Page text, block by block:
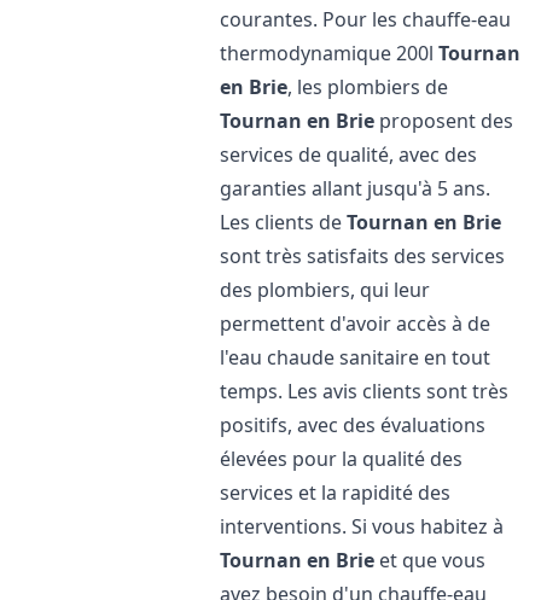
courantes. Pour les chauffe-eau
thermodynamique 200lTournan
en Brie, les plombiers de
Tournan en Brie proposent des
services de qualité, avec des
garanties allant jusqu'à 5 ans.
Les clients deTournan en Brie
sont très satisfaits des services
des plombiers, qui leur
permettent d'avoir accès à de
l'eau chaude sanitaire en tout
temps. Les avis clients sont très
positifs, avec des évaluations
élevées pour la qualité des
services et la rapidité des
interventions. Si vous habitez à
Tournan en Brie et que vous
avez besoin d'un chauffe-eau